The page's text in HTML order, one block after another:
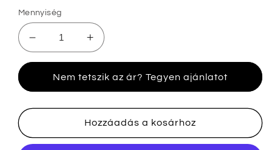
Mennyiség
Mancera
Red
minták
csökkentése
Mancera
Red
minták
növelése
Nem tetszik az ár? Tegyen ajánlatot
Hozzáadás a kosárhoz